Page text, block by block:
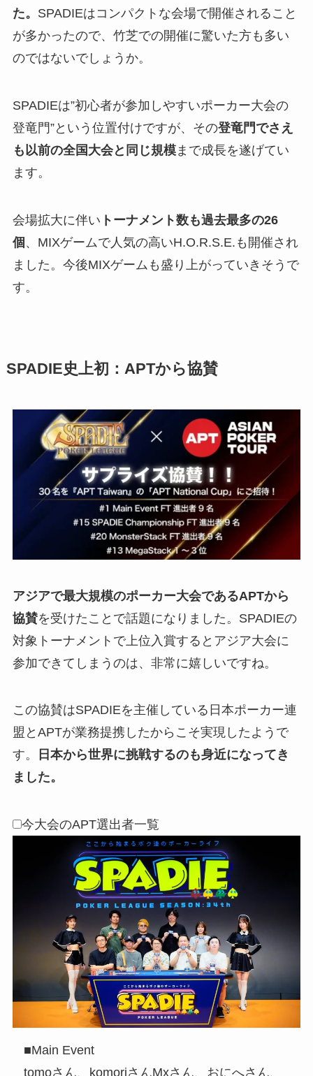
た。 SPADIEはコンパクトな会場で開催されること
が多かったので、竹芝での開催に驚いた方も多い
のではないでしょうか。
SPADIEは”初心者が参加しやすいポーカー大会の
登竜門”という位置付けですが、その登竜門でさえ
も以前の全国大会と同じ規模まで成長を遂げてい
ます。
会場拡大に伴い トーナメント数も過去最多の26
個 、MIXゲームで人気の高いH.O.R.S.E.も開催され
ました。今後MIXゲームも盛り上がっていきそうで
す。
SPADIE史上初：APTから協賛
アジアで最大規模のポーカー大会であるAPTから
協賛を受けたことで話題になりました。SPADIEの
対象トーナメントで上位入賞するとアジア大会に
参加できてしまうのは、非常に嬉しいですね。
この協賛はSPADIEを主催している日本ポーカー連
盟とAPTが業務提携したからこそ実現したようで
す。
日本から世界に挑戦するのも身近になってき
ました。
今大会のAPT選出者一覧
■Main Event
tomoさん、komoriさんMxさん、おにへさん、